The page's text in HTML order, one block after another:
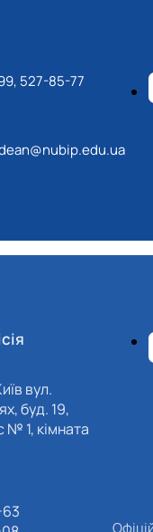
527-85-77
вул.
буд. 19,
№ 1, кімната